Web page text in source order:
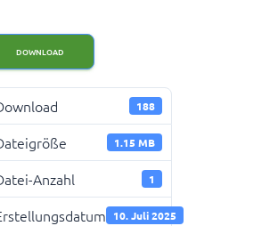
DOWNLOAD
188
1.15 MB
Anzahl 1
10. Juli 2025